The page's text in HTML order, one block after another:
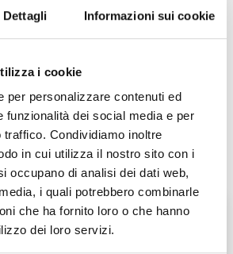
Dettagli Informazioni sui cookie
i cookie
per personalizzare contenuti ed
funzionalità dei social media e per
Condividiamo inoltre
in cui utilizza il nostro sito con i
occupano di analisi dei dati web,
i quali potrebbero combinarle
che ha fornito loro o che hanno
dei loro servizi.
i progetti messi in campo dal Comune
con l'Amministrazione per valutare nuove
Ferrara